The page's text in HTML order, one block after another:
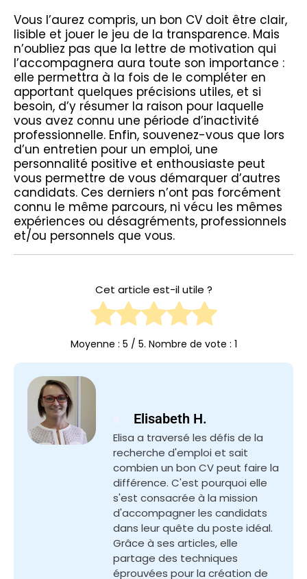
Vous l’aurez compris, un bon CV doit être clair,
lisible et jouer le jeu de la transparence. Mais
n’oubliez pas que la lettre de motivation qui
l’accompagnera aura toute son importance :
elle permettra à la fois de le compléter en
apportant quelques précisions utiles, et si
besoin, d’y résumer la raison pour laquelle
vous avez connu une période d’inactivité
professionnelle. Enfin, souvenez-vous que lors
d’un entretien pour un emploi, une
personnalité positive et enthousiaste peut
vous permettre de vous démarquer d’autres
candidats. Ces derniers n’ont pas forcément
connu le même parcours, ni vécu les mêmes
expériences ou désagréments, professionnels
et/ou personnels que vous.
Cet article est-il utile ?
Moyenne : 5 / 5. Nombre de vote : 1
Elisabeth H.
Elisa a traversé les défis de la
recherche d'emploi et sait
combien un bon CV peut faire la
différence. C'est pourquoi elle
s'est consacrée à la mission
d'accompagner les candidats
dans leur quête du poste idéal.
Grâce à ses articles, elle
partage des techniques
éprouvées pour la création de